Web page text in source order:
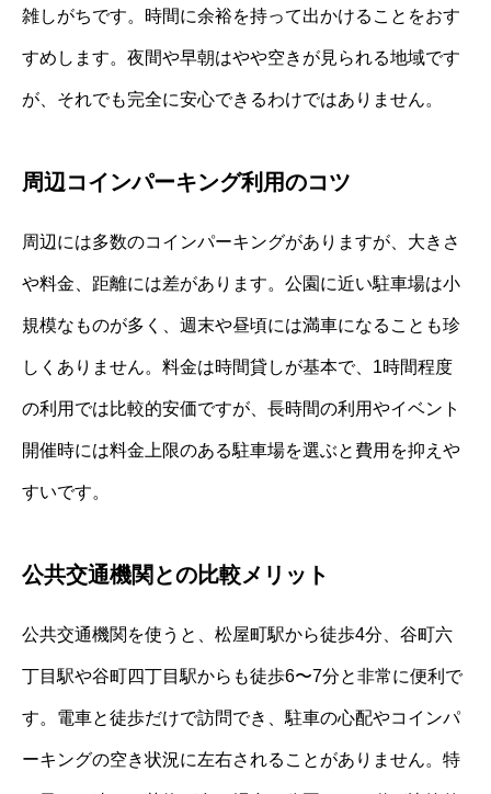
雑しがちです。時間に余裕を持って出かけることをおす
すめします。夜間や早朝はやや空きが見られる地域です
が、それでも完全に安心できるわけではありません。
周辺コインパーキング利用のコツ
周辺には多数のコインパーキングがありますが、大きさ
や料金、距離には差があります。公園に近い駐車場は小
規模なものが多く、週末や昼頃には満車になることも珍
しくありません。料金は時間貸しが基本で、1時間程度
の利用では比較的安価ですが、長時間の利用やイベント
開催時には料金上限のある駐車場を選ぶと費用を抑えや
すいです。
公共交通機関との比較メリット
公共交通機関を使うと、松屋町駅から徒歩4分、谷町六
丁目駅や谷町四丁目駅からも徒歩6〜7分と非常に便利で
す。電車と徒歩だけで訪問でき、駐車の心配やコインパ
ーキングの空き状況に左右されることがありません。特